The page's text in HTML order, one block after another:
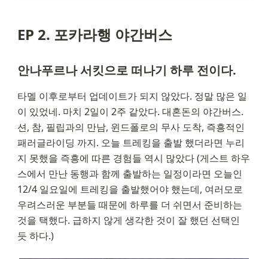
EP 2. 포카라행 야간버스
안나푸르나 서킷으로 떠나기 하루 전이다.
타멜 이후로부터 업데이트가 되지 않았다. 정말 많은 일
이 있었네. 마치 2일이 2주 같았다. 대혼돈의 야간버스.
션, 참, 필립과의 만남, 윈드폴로의 무사 도착, 즉흥적인
패러글라이딩 까지. 오늘 트레킹을 출발 했더라면 누리
지 못했을 즉흥에 따른 경험들 역시 많았다 (게스트 하우
스에서 만난 동행과 함께 출발하는 일정이라면 오늘인
12/4 일요일에 트레킹을 출발했어야 했는데, 여러모로
우려스러운 부분들 때문에 하루를 더 쉬면서 준비하는
것을 택했다. 급하지 않게 생각한 것이 잘 했던 선택인
듯 하다.)